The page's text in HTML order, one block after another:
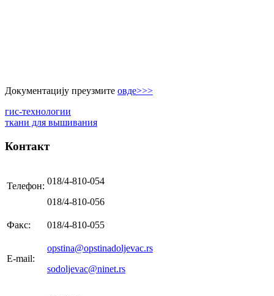
Документацију преузмите овде>>>
гис-технологии
ткани для вышивания
Контакт
Телефон: 018/4-810-054
018/4-810-056
Факс: 018/4-810-055
E-mail:
opstina@opstinadoljevac.rs
sodoljevac@ninet.rs